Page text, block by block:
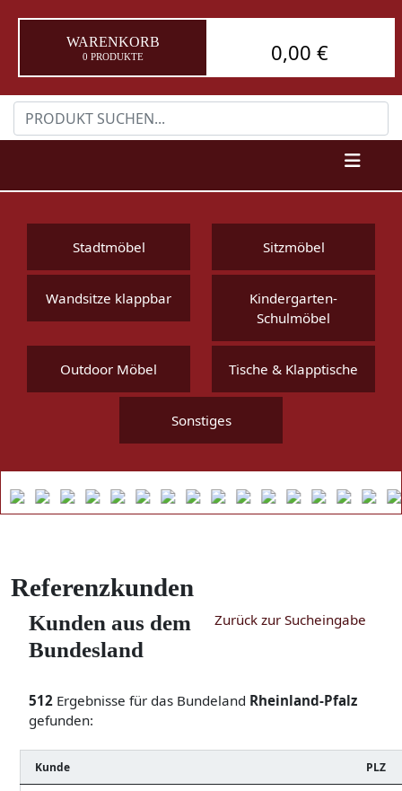
WARENKORB
0 PRODUKTE 0,00 €
Stadtmöbel Sitzmöbel
Wandsitze klappbar
Kindergarten-
Schulmöbel
Outdoor Möbel Tische & Klapptische
Sonstiges
Referenzkunden
Zurück zur Sucheingabe
Kunden aus dem
Bundesland
512 Ergebnisse für das Bundeland Rheinland-Pfalz
gefunden:
Kunde PLZ